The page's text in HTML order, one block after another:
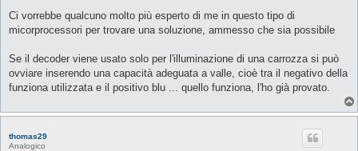
Ci vorrebbe qualcuno molto più esperto di me in questo tipo di
micorprocessori per trovare una soluzione, ammesso che sia possibile
Se il decoder viene usato solo per l'illuminazione di una carrozza si può
ovviare inserendo una capacità adeguata a valle, cioè tra il negativo della
funziona utilizzata e il positivo blu ... quello funziona, l'ho già provato.
thomas29
Analogico